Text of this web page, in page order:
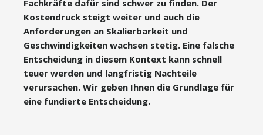
Fachkräfte dafür sind schwer zu finden. Der
Kostendruck steigt weiter und auch die
Anforderungen an Skalierbarkeit und
Geschwindigkeiten wachsen stetig. Eine falsche
Entscheidung in diesem Kontext kann schnell
teuer werden und langfristig Nachteile
verursachen. Wir geben Ihnen die Grundlage für
eine fundierte Entscheidung.